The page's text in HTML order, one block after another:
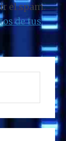
el spam.
de tus